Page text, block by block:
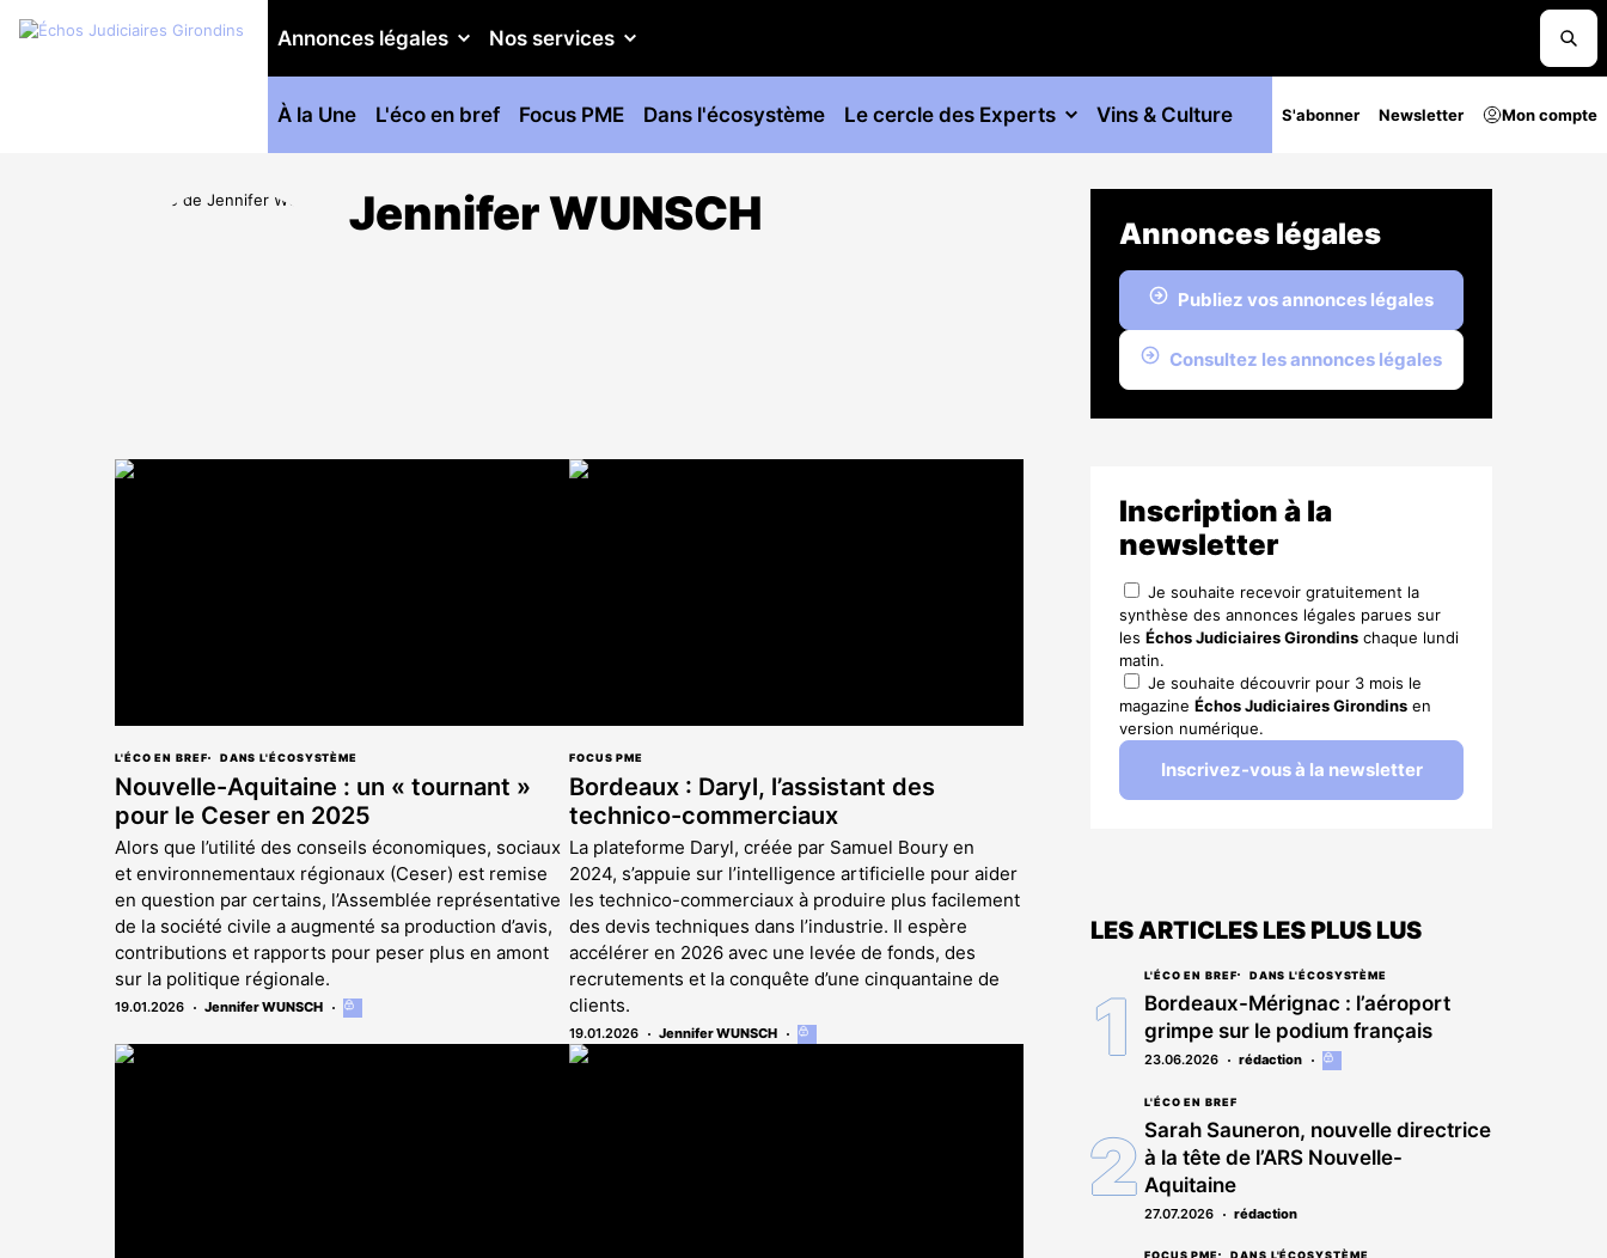
Annonces légales Nos services
À la Une L'éco en bref Focus PME Dans l'écosystème Le cercle des Experts Vins & Culture S'abonner Newsletter Mon compte
Jennifer WUNSCH
L'ÉCO EN BREF DANS L'ÉCOSYSTÈME
Nouvelle-Aquitaine : un « tournant »
pour le Ceser en 2025
Alors que l’utilité des conseils économiques, sociaux
et environnementaux régionaux (Ceser) est remise
en question par certains, l’Assemblée représentative
de la société civile a augmenté sa production d’avis,
contributions et rapports pour peser plus en amont
sur la politique régionale.
19.01.2026 Jennifer WUNSCH
Cet
est
FOCUS PME
Bordeaux : Daryl, l’assistant des
technico-commerciaux
La plateforme Daryl, créée par Samuel Boury en
2024, s’appuie sur l’intelligence artificielle pour aider
les technico-commerciaux à produire plus facilement
des devis techniques dans l’industrie. Il espère
accélérer en 2026 avec une levée de fonds, des
recrutements et la conquête d’une cinquantaine de
clients.
19.01.2026 Jennifer WUNSCH
Cet
Annonces légales
Publiez vos annonces légales
Consultez les annonces légales
Inscription à la
newsletter
Je souhaite recevoir gratuitement la
synthèse des annonces légales parues sur
les Échos Judiciaires Girondins chaque lundi
matin.
Je souhaite découvrir pour 3 mois le
magazine Échos Judiciaires Girondins en
version numérique.
Inscrivez-vous à la newsletter
LES ARTICLES LES PLUS LUS
L'ÉCO EN BREF DANS L'ÉCOSYSTÈME
Bordeaux-Mérignac : l’aéroport
grimpe sur le podium français
23.06.2026 rédaction
Cet
aux
abonnés
L'ÉCO EN BREF
Sarah Sauneron, nouvelle directrice
à la tête de l’ARS Nouvelle-
Aquitaine
27.07.2026 rédaction
FOCUS PME DANS L'ÉCOSYSTÈME